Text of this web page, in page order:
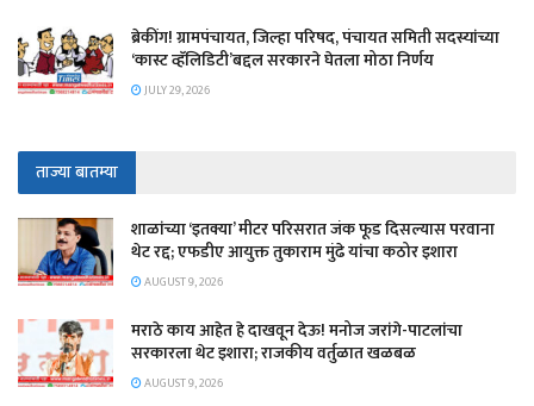
ब्रेकींग! ग्रामपंचायत, जिल्हा परिषद, पंचायत समिती सदस्यांच्या
‘कास्ट व्हॅलिडिटी’बद्दल सरकारने घेतला मोठा निर्णय
JULY 29, 2026
ताज्या बातम्या
शाळांच्या ‘इतक्या’ मीटर परिसरात जंक फूड दिसल्यास परवाना
थेट रद्द; एफडीए आयुक्त तुकाराम मुंढे यांचा कठोर इशारा
AUGUST 9, 2026
मराठे काय आहेत हे दाखवून देऊ! मनोज जरांगे-पाटलांचा
सरकारला थेट इशारा; राजकीय वर्तुळात खळबळ
AUGUST 9, 2026